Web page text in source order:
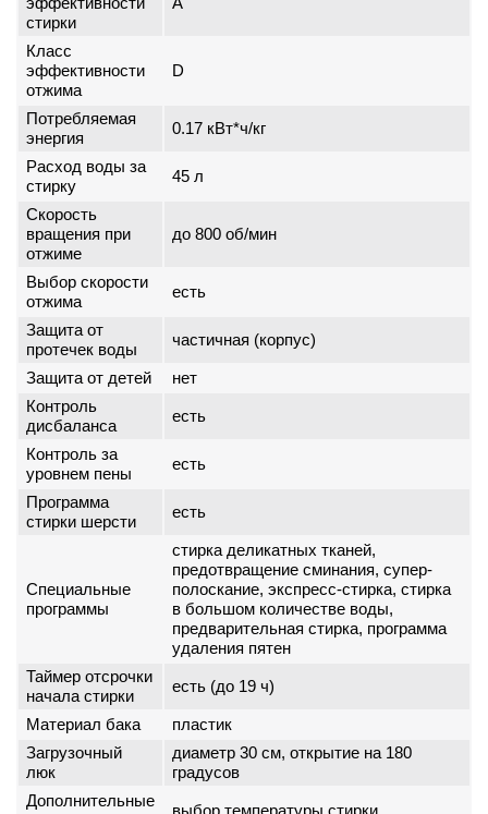
стирки
Класс
эффективности
отжима
D
Потребляемая
энергия
0.17 кВт*ч/кг
Расход воды за
стирку
45 л
Скорость
вращения при
отжиме
до 800 об/мин
Выбор скорости
отжима
есть
Защита от
протечек воды
частичная (корпус)
Защита от детей
нет
Контроль
дисбаланса
есть
Контроль за
уровнем пены
есть
Программа
стирки шерсти
есть
Специальные
программы
стирка деликатных тканей,
предотвращение сминания, супер-
полоскание, экспресс-стирка, стирка
в большом количестве воды,
предварительная стирка, программа
удаления пятен
Таймер отсрочки
начала стирки
есть (до 19 ч)
Материал бака
пластик
Загрузочный
люк
диаметр 30 см, открытие на 180
градусов
Дополнительные
выбор температуры стирки